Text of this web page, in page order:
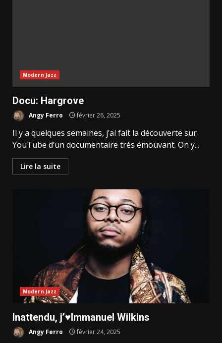
Modern Jazz
Docu: Hargrove
Angy Ferro février 26, 2025
Il y a quelques semaines, j’ai fait la découverte sur
YouTube d’un documentaire très émouvant. On y...
Lire la suite
Modern Jazz
Inattendu, j’♥️Immanuel Wilkins
Angy Ferro février 24, 2025